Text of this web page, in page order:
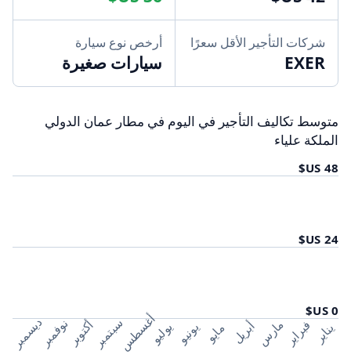
شركات التأجير الأقل سعرًا
EXER
أرخص نوع سيارة
سيارات صغيرة
متوسط تكاليف التأجير في اليوم في مطار عمان الدولي
الملكة علياء
يناير فبرايرمارس أبريل مايو يونيو يوليوأغسطسسبتمبرأكتوبرنوفمبرديسمبر